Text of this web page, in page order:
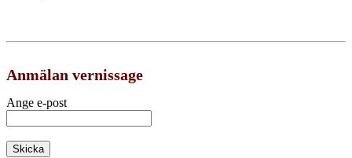
Anmälan vernissage
Ange e-post